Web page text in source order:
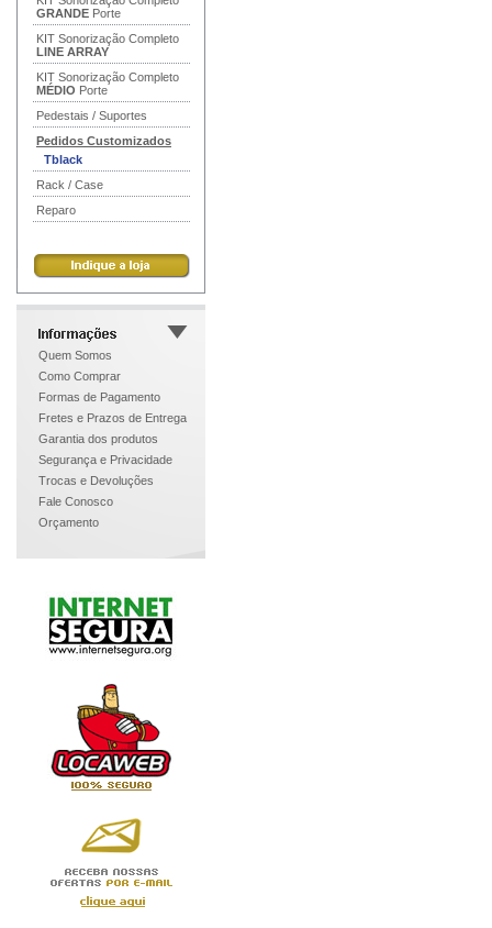
GRANDE Porte
KIT Sonorização Completo
LINE ARRAY
KIT Sonorização Completo
MÉDIO Porte
Pedestais / Suportes
Pedidos Customizados
Tblack
Rack / Case
Reparo
Quem Somos
Como Comprar
Formas de Pagamento
Fretes e Prazos de Entrega
Garantia dos produtos
Segurança e Privacidade
Trocas e Devoluções
Fale Conosco
Orçamento